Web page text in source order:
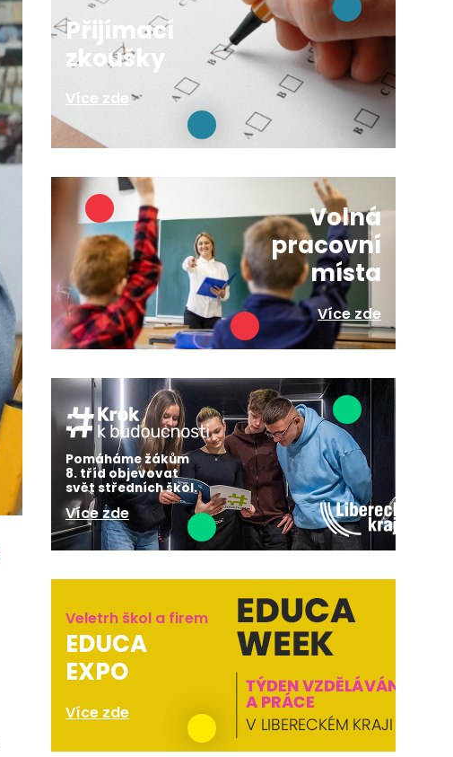
Přijímací
zkoušky
Více zde
Volná
pracovní
místa
Více zde
Pomáháme žákům
8. tříd objevovat
svět středních škol.
Více zde
Veletrh škol a firem
EDUCA
EXPO
Více zde